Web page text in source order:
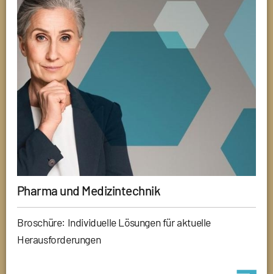
Pharma und Medizintechnik
Broschüre: Individuelle Lösungen für aktuelle
Herausforderungen